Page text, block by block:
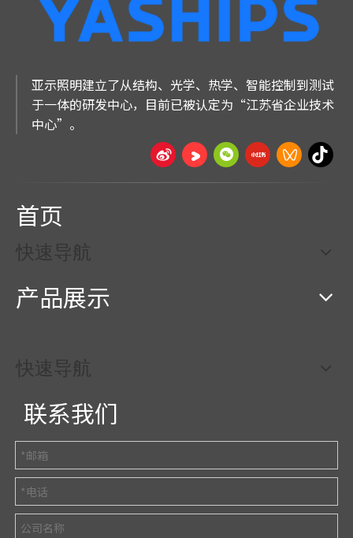
亚示照明建立了从结构、光学、热学、智能控制到测试
于一体的研发中心，目前已被认定为“江苏省企业技术
中心”。
首页
快速导航
产品展示
快速导航
联系我们